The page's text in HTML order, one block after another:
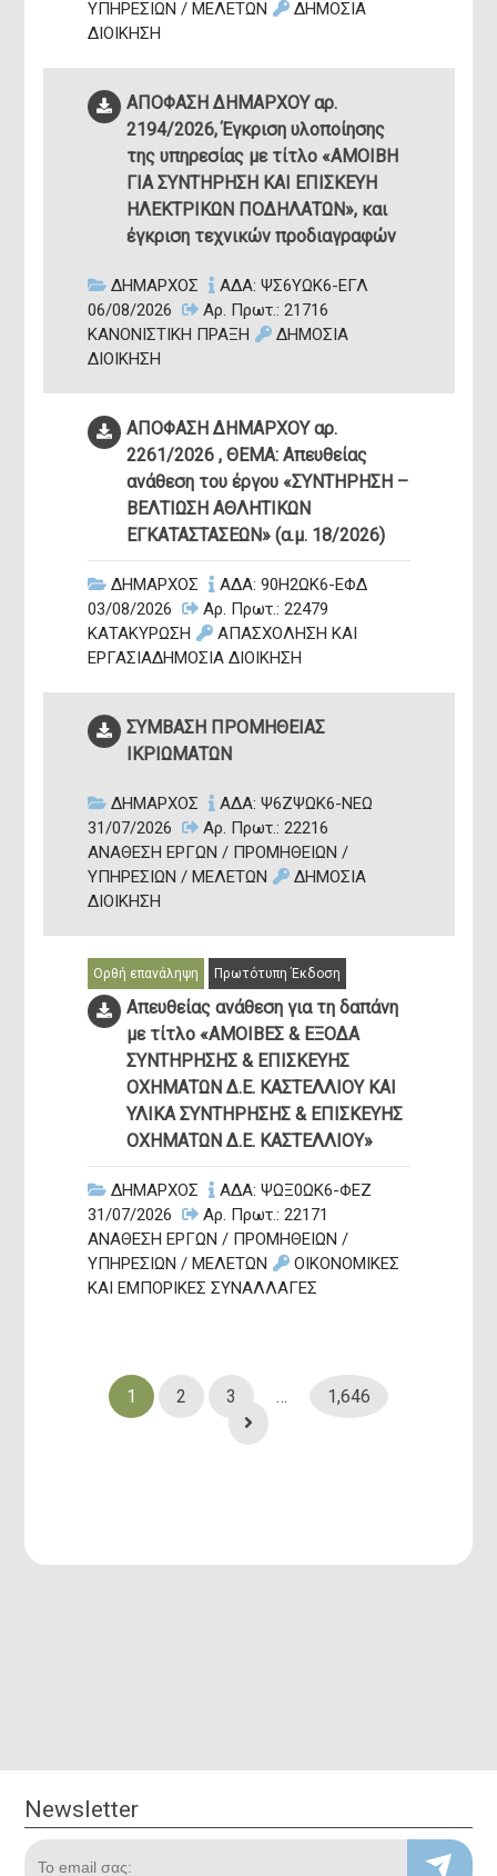
ΥΠΗΡΕΣΙΩΝ / ΜΕΛΕΤΩΝ
ΔΗΜΟΣΙΑ
ΔΙΟΙΚΗΣΗ
ΑΠΟΦΑΣΗ ΔΗΜΑΡΧΟΥ αρ.
2194/2026, Έγκριση υλοποίησης
της υπηρεσίας με τίτλο «ΑΜΟΙΒΗ
ΓΙΑ ΣΥΝΤΗΡΗΣΗ ΚΑΙ ΕΠΙΣΚΕΥΗ
ΗΛΕΚΤΡΙΚΩΝ ΠΟΔΗΛΑΤΩΝ», και
έγκριση τεχνικών προδιαγραφών
ΔΗΜΑΡΧΟΣ
ΑΔΑ: ΨΣ6ΥΩΚ6-ΕΓΛ
06/08/2026
Αρ. Πρωτ.: 21716
ΚΑΝΟΝΙΣΤΙΚΗ ΠΡΑΞΗ
ΔΗΜΟΣΙΑ
ΔΙΟΙΚΗΣΗ
ΑΠΟΦΑΣΗ ΔΗΜΑΡΧΟΥ αρ.
2261/2026 , ΘΕΜΑ: Απευθείας
ανάθεση του έργου «ΣΥΝΤΗΡΗΣΗ –
ΒΕΛΤΙΩΣΗ ΑΘΛΗΤΙΚΩΝ
ΕΓΚΑΤΑΣΤΑΣΕΩΝ» (α.μ. 18/2026)
ΔΗΜΑΡΧΟΣ
ΑΔΑ: 90Η2ΩΚ6-ΕΦΔ
03/08/2026
Αρ. Πρωτ.: 22479
ΚΑΤΑΚΥΡΩΣΗ
ΑΠΑΣΧΟΛΗΣΗ ΚΑΙ
ΕΡΓΑΣΙΑΔΗΜΟΣΙΑ ΔΙΟΙΚΗΣΗ
ΣΥΜΒΑΣΗ ΠΡΟΜΗΘΕΙΑΣ
ΙΚΡΙΩΜΑΤΩΝ
ΔΗΜΑΡΧΟΣ
ΑΔΑ: Ψ6ΖΨΩΚ6-ΝΕΩ
31/07/2026
Αρ. Πρωτ.: 22216
ΑΝΑΘΕΣΗ ΕΡΓΩΝ / ΠΡΟΜΗΘΕΙΩΝ /
ΥΠΗΡΕΣΙΩΝ / ΜΕΛΕΤΩΝ
ΔΗΜΟΣΙΑ
ΔΙΟΙΚΗΣΗ
Ορθή επανάληψη Πρωτότυπη Έκδοση
Απευθείας ανάθεση για τη δαπάνη
με τίτλο «ΑΜΟΙΒΕΣ & ΕΞΟΔΑ
ΣΥΝΤΗΡΗΣΗΣ & ΕΠΙΣΚΕΥΗΣ
ΟΧΗΜΑΤΩΝ Δ.Ε. ΚΑΣΤΕΛΛΙΟΥ ΚΑΙ
ΥΛΙΚΑ ΣΥΝΤΗΡΗΣΗΣ & ΕΠΙΣΚΕΥΗΣ
ΟΧΗΜΑΤΩΝ Δ.Ε. ΚΑΣΤΕΛΛΙΟΥ»
ΔΗΜΑΡΧΟΣ
ΑΔΑ: ΨΩΞ0ΩΚ6-ΦΕΖ
31/07/2026
Αρ. Πρωτ.: 22171
ΑΝΑΘΕΣΗ ΕΡΓΩΝ / ΠΡΟΜΗΘΕΙΩΝ /
ΥΠΗΡΕΣΙΩΝ / ΜΕΛΕΤΩΝ
ΟΙΚΟΝΟΜΙΚΕΣ
ΚΑΙ ΕΜΠΟΡΙΚΕΣ ΣΥΝΑΛΛΑΓΕΣ
1 2 3 … 1,646
Newsletter
Δήμαρχος
Γραμματεία
e-mail:
394,24
Έκταση (km²)
Newsletter
Το email σας: